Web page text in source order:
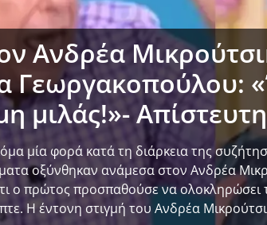
Ανδρέα
Γεωργακοπούλου:
μιλάς!»-
μία φορά κατά τη διάρκεια της
οξύνθηκαν ανάμεσα στον Ανδρέα
ο πρώτος προσπαθούσε να ολοκληρώσει
Η έντονη στιγμή του Ανδρέα